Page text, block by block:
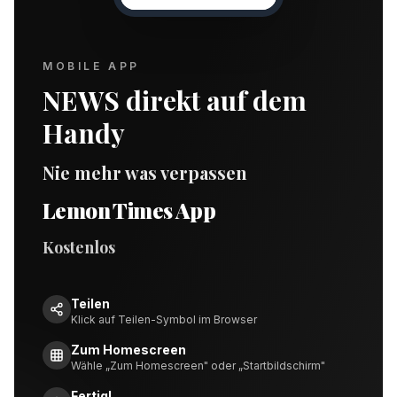
MOBILE APP
NEWS direkt auf dem
Handy
Nie mehr was verpassen
Lemon Times App
Kostenlos
Teilen
Klick auf Teilen-Symbol im Browser
Zum Homescreen
Wähle „Zum Homescreen" oder „Startbildschirm"